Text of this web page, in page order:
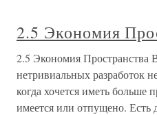
2.5 Экономия
2.5 Экономия Пространства
нетривиальных разработок
когда хочется иметь больше
имеется или отпущено. Есть